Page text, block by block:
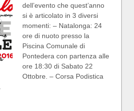
dell’evento che quest’anno
si è articolato in 3 diversi
momenti: – Natalonga: 24
ore di nuoto presso la
Piscina Comunale di
Pontedera con partenza alle
ore 18:30 di Sabato 22
Ottobre. – Corsa Podistica